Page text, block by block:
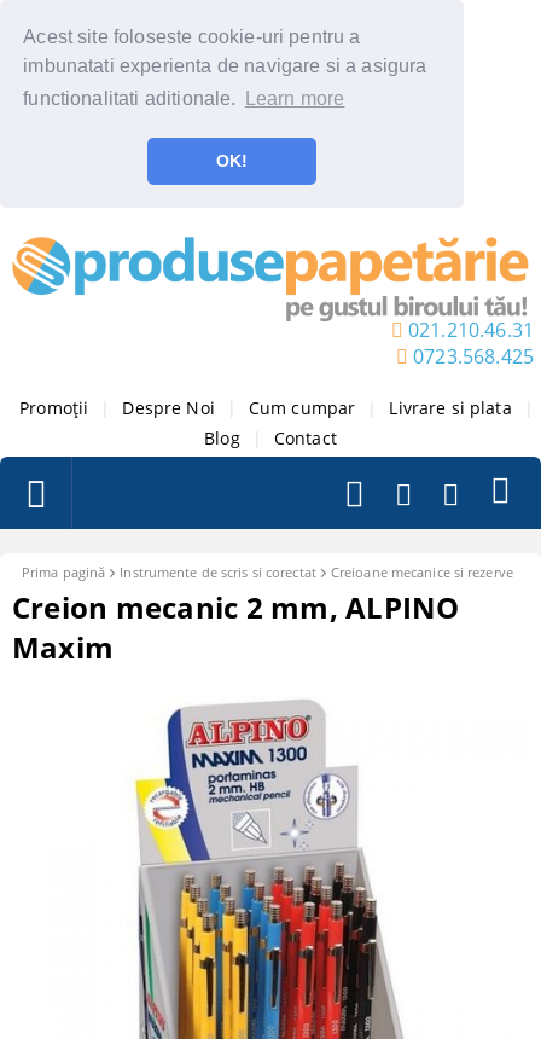
Acest site foloseste cookie-uri pentru a
imbunatati experienta de navigare si a asigura
functionalitati aditionale.
Learn more
OK!
021.210.46.31
0723.568.425
Promoții Despre Noi Cum cumpar Livrare si plata
Blog
Contact
Prima pagină Instrumente de scris si corectat Creioane mecanice si rezerve
Creion mecanic 2 mm, ALPINO
Maxim